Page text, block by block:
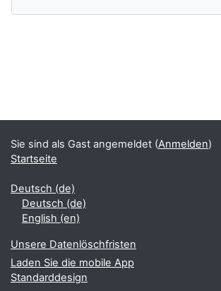
Sie sind als Gast angemeldet (Anmelden)
Startseite
Deutsch ‎(de)‎
Deutsch ‎(de)‎
English ‎(en)‎
Unsere Datenlöschfristen
Laden Sie die mobile App
Standarddesign